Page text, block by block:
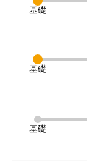
基礎
基礎
基礎